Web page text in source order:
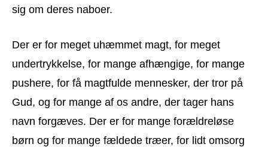
sig om deres naboer.
Der er for meget uhæmmet magt, for meget
undertrykkelse, for mange afhængige, for mange
pushere, for få magtfulde mennesker, der tror på
Gud, og for mange af os andre, der tager hans
navn forgæves. Der er for mange forældreløse
børn og for mange fældede træer, for lidt omsorg